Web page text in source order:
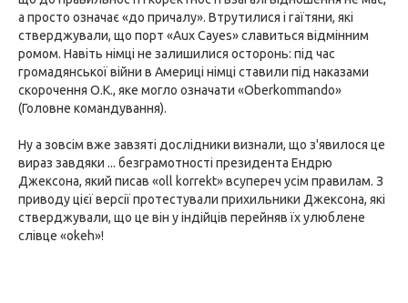
а просто означає «до причалу». Втрутилися і гаїтяни, які
стверджували, що порт «Aux Cayes» славиться відмінним
ромом. Навіть німці не залишилися осторонь: під час
громадянської війни в Америці німці ставили під наказами
скорочення О.К., яке могло означати «Oberkommando»
(Головне командування).
Ну а зовсім вже завзяті дослідники визнали, що з'явилося це
вираз завдяки ... безграмотності президента Ендрю
Джексона, який писав «oll korrekt» всупереч усім правилам. З
приводу цієї версії протестували прихильники Джексона, які
стверджували, що це він у індійців перейняв їх улюблене
слівце «okeh»!